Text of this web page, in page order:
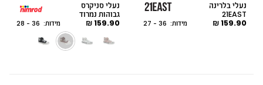
נעלי בלרינה
21EAST
159.90 ₪
מידות: 36 - 27
נעלי סניקרס
גבוהות נמרוד
159.90 ₪
מידות: 36 - 28